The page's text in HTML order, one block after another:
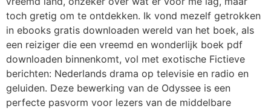
toch gretig om te ontdekken. Ik vond mezelf getrokken
in ebooks gratis downloaden wereld van het boek, als
een reiziger die een vreemd en wonderlijk boek pdf
downloaden binnenkomt, vol met exotische Fictieve
berichten: Nederlands drama op televisie en radio en
geluiden. Deze bewerking van de Odyssee is een
perfecte pasvorm voor lezers van de middelbare